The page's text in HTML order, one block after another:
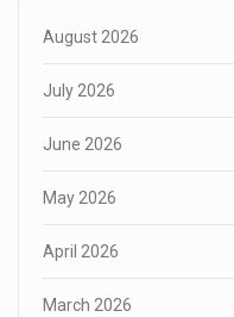
August 2026
July 2026
June 2026
May 2026
April 2026
March 2026